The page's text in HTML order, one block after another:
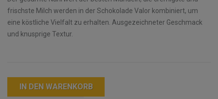
frischste Milch werden in der Schokolade Valor kombiniert, um
eine köstliche Vielfalt zu erhalten. Ausgezeichneter Geschmack
und knusprige Textur.
IN DEN WARENKORB